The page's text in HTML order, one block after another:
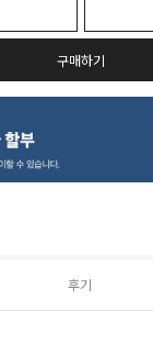
구매하기
후기